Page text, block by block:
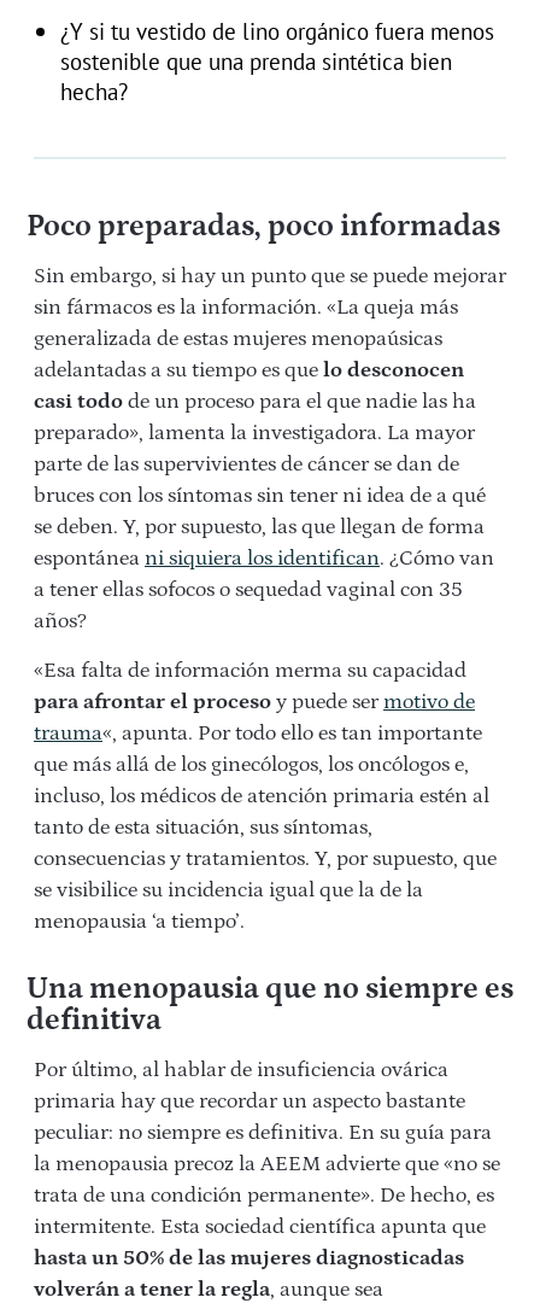
¿Y si tu vestido de lino orgánico fuera menos
sostenible que una prenda sintética bien
hecha?
Poco preparadas, poco informadas
Sin embargo, si hay un punto que se puede mejorar
sin fármacos es la información. «La queja más
generalizada de estas mujeres menopaúsicas
adelantadas a su tiempo es que lo desconocen
casi todo de un proceso para el que nadie las ha
preparado», lamenta la investigadora. La mayor
parte de las supervivientes de cáncer se dan de
bruces con los síntomas sin tener ni idea de a qué
se deben. Y, por supuesto, las que llegan de forma
espontánea ni siquiera los identifican. ¿Cómo van
a tener ellas sofocos o sequedad vaginal con 35
años?
«Esa falta de información merma su capacidad
para afrontar el proceso y puede ser motivo de
trauma«, apunta. Por todo ello es tan importante
que más allá de los ginecólogos, los oncólogos e,
incluso, los médicos de atención primaria estén al
tanto de esta situación, sus síntomas,
consecuencias y tratamientos. Y, por supuesto, que
se visibilice su incidencia igual que la de la
menopausia ‘a tiempo’.
Una menopausia que no siempre es
definitiva
Por último, al hablar de insuficiencia ovárica
primaria hay que recordar un aspecto bastante
peculiar: no siempre es definitiva. En su guía para
la menopausia precoz la AEEM advierte que «no se
trata de una condición permanente». De hecho, es
intermitente. Esta sociedad científica apunta que
hasta un 50% de las mujeres diagnosticadas
volverán a tener la regla, aunque sea